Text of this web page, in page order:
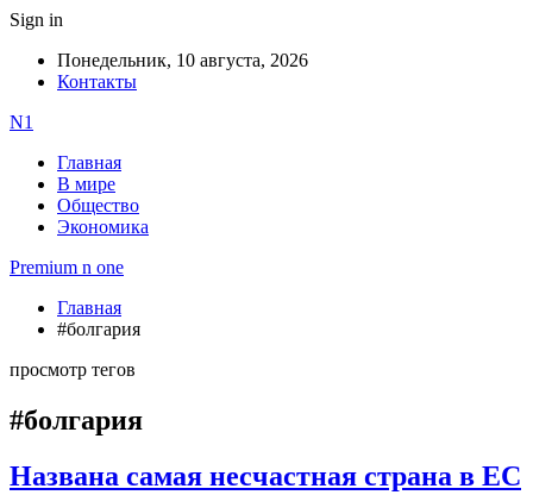
Sign in
Понедельник, 10 августа, 2026
Контакты
N1
Главная
В мире
Общество
Экономика
Premium n one
Главная
#болгария
просмотр тегов
#болгария
Названа самая несчастная страна в ЕС